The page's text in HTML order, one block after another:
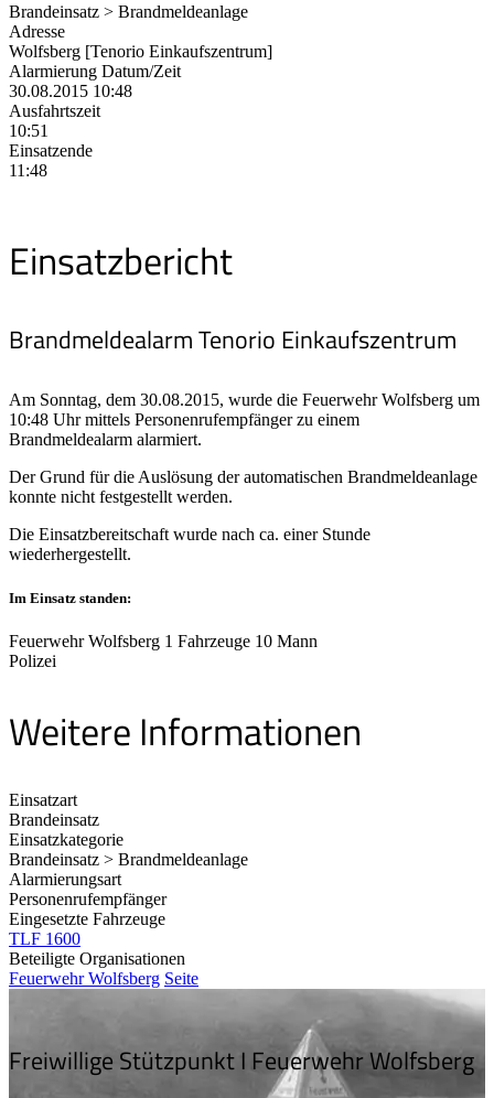
Brandeinsatz > Brandmeldeanlage
Adresse
Wolfsberg [Tenorio Einkaufszentrum]
Alarmierung Datum/Zeit
30.08.2015 10:48
Ausfahrtszeit
10:51
Einsatzende
11:48
Einsatzbericht
Brandmeldealarm Tenorio Einkaufszentrum
Am Sonntag, dem 30.08.2015, wurde die Feuerwehr Wolfsberg um
10:48 Uhr mittels Personenrufempfänger zu einem
Brandmeldealarm alarmiert.
Der Grund für die Auslösung der automatischen Brandmeldeanlage
konnte nicht festgestellt werden.
Die Einsatzbereitschaft wurde nach ca. einer Stunde
wiederhergestellt.
Im Einsatz standen:
Feuerwehr Wolfsberg 1 Fahrzeuge 10 Mann
Polizei
Weitere Informationen
Einsatzart
Brandeinsatz
Einsatzkategorie
Brandeinsatz > Brandmeldeanlage
Alarmierungsart
Personenrufempfänger
Eingesetzte Fahrzeuge
TLF 1600
Beteiligte Organisationen
Feuerwehr Wolfsberg Seite
Freiwillige Stützpunkt I Feuerwehr Wolfsberg